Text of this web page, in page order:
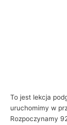
To jest lekcja
uruchomimy w
Rozpoczynamy
n
e